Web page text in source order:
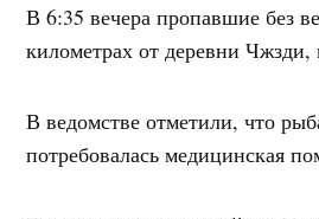
В 6:35 вечера пропавшие без
километрах от деревни
В ведомстве отметили, что
потребовалась медицинская